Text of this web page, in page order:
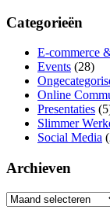
Categorieën
E-commerce
Events (28)
Online
Presentaties
Slimmer
Social Media
Archieven
Archieven